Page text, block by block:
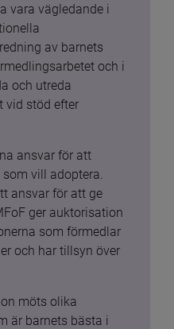
vara vägledande i
av barnets
och i
och utreda
vid stöd efter
ansvar för att
vill adoptera.
ansvar för att ge
ger auktorisation
som förmedlar
och har tillsyn över
möts olika
är barnets bästa i